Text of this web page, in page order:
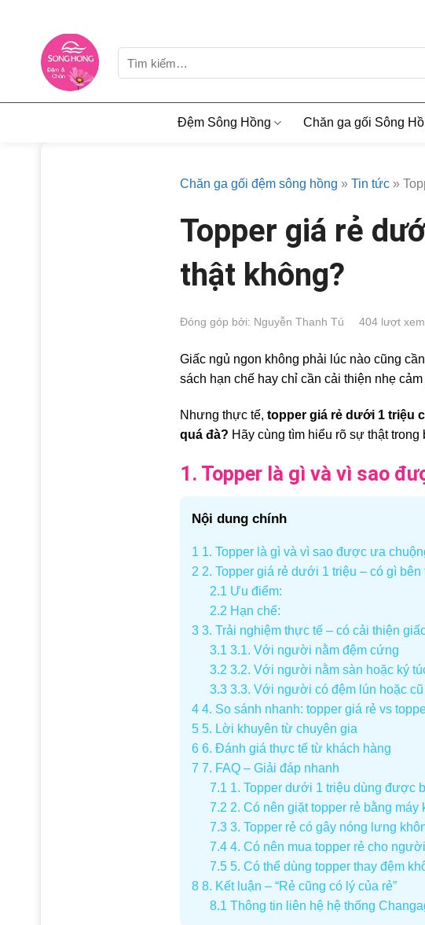
Đệm Sông Hồng Chăn ga gối Sông
Chăn ga gối đệm sông hồng » Tin tức »
Topper giá rẻ
thật không?
Đóng góp bởi: Nguyễn Thanh Tú 404 lượt xem
Giấc ngủ ngon không phải lúc nào cũng
sách hạn chế hay chỉ cần cải thiện nhẹ
Nhưng thực tế, topper giá rẻ dưới 1 triệu
quá đà? Hãy cùng tìm hiểu rõ sự thật trong
1. Topper là gì và vì sao
Nội dung chính
1 1. Topper là gì và vì sao được ưa
2 2. Topper giá rẻ dưới 1 triệu – có gì bên
2.1 Ưu điểm:
2.2 Hạn chế:
3 3. Trải nghiệm thực tế – có cải thiện
3.1 3.1. Với người nằm đệm cứng
3.2 3.2. Với người nằm sàn hoặc ký
3.33.3. Với người có đệm lún hoặc cũ
4 4. So sánh nhanh: topper giá rẻ vs
5 5. Lời khuyên từ chuyên gia
6 6. Đánh giá thực tế từ khách hàng
7 7. FAQ – Giải đáp nhanh
7.1 1. Topper dưới 1 triệu dùng được
7.2 2. Có nên giặt topper rẻ bằng máy
7.33. Topper rẻ có gây nóng lưng
7.44. Có nên mua topper rẻ cho
7.55. Có thể dùng topper thay đệm
8 8. Kết luận – “Rẻ cũng có lý của rẻ”
8.1 Thông tin liên hệ hệ thống